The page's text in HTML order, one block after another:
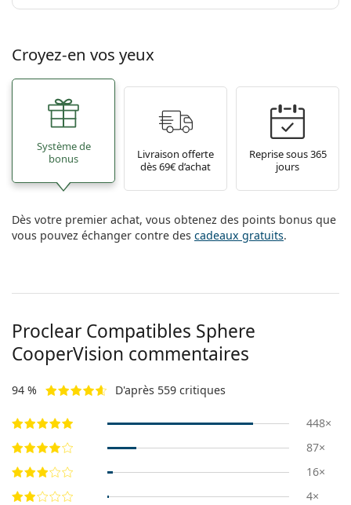
Croyez-en vos yeux
Système de
bonus
Livraison offerte
dès 69€ d’achat
Reprise sous 365
jours
Dès votre premier achat, vous obtenez des points bonus que
vous pouvez échanger contre des cadeaux gratuits.
Proclear Compatibles Sphere
CooperVision commentaires
94 % D'après 559 critiques
448×
87×
16×
4×